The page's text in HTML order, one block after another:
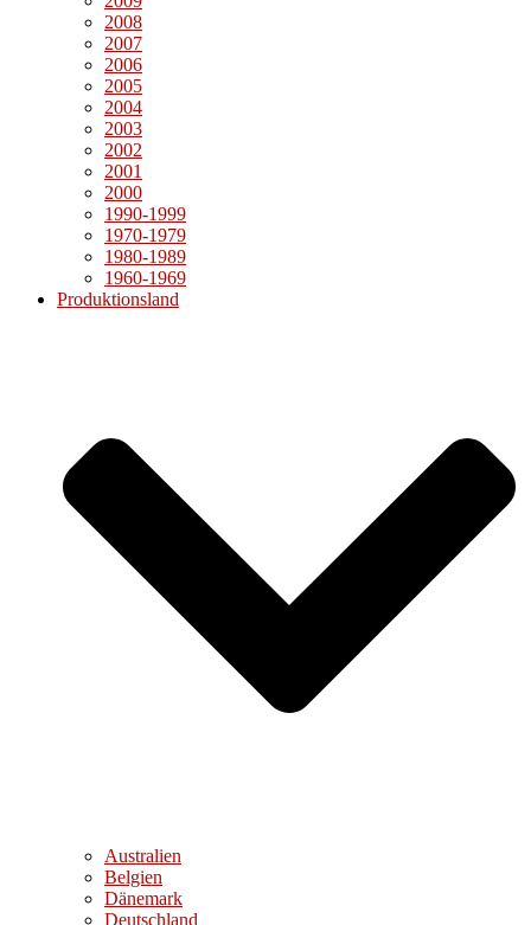
2008
2007
2006
2005
2004
2003
2002
2001
2000
1990-1999
1970-1979
1980-1989
1960-1969
Produktionsland
Australien
Belgien
Dänemark
Deutschland